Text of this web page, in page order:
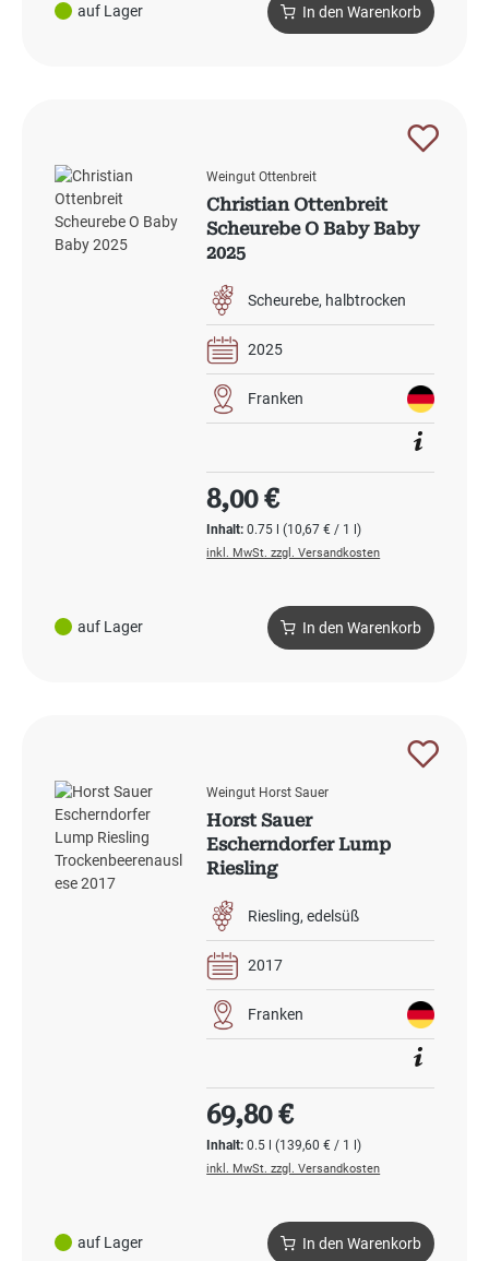
auf Lager In den Warenkorb
auf Lager
Weingut Ottenbreit
Christian Ottenbreit
Scheurebe O Baby Baby
2025
Scheurebe halbtrocken
2025
Franken
Inhalt:0.75 l(10,67 € / 1 l)
Regulärer Preis:
8,00 €
inkl. MwSt. zzgl. Versandkosten
In den Warenkorb
auf Lager
Weingut Horst Sauer
Horst Sauer
Escherndorfer Lump
Riesling
2017
Riesling edelsüß
2017
Franken
Inhalt:0.5 l(139,60 € / 1 l)
Regulärer Preis:
69,80 €
inkl. MwSt. zzgl. Versandkosten
In den Warenkorb